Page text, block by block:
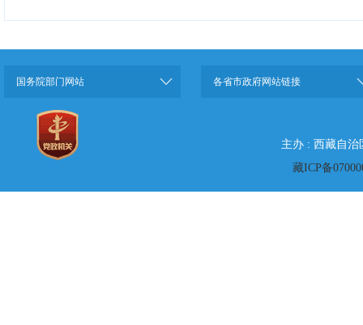
国务院部门网站 各省市政府网站链接
主办 : 西藏自治
藏ICP备